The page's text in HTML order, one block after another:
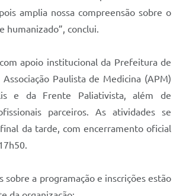
amplia nossa compreensão sobre o
humanizado”, conclui.
apoio institucional da Prefeitura de
Paulista de Medicina (APM)
e da Frente Paliativista, além de
parceiros. As atividades se
da tarde, com encerramento oficial
sobre a programação e inscrições estão